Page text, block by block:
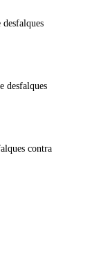
desfalques
contra